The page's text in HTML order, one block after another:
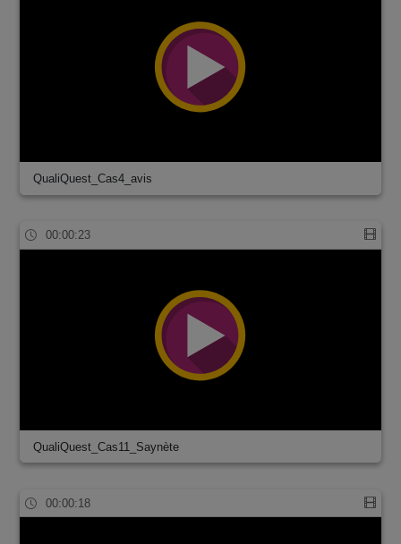
QualiQuest_Cas4_avis
00:00:23
QualiQuest_Cas11_Saynète
00:00:18